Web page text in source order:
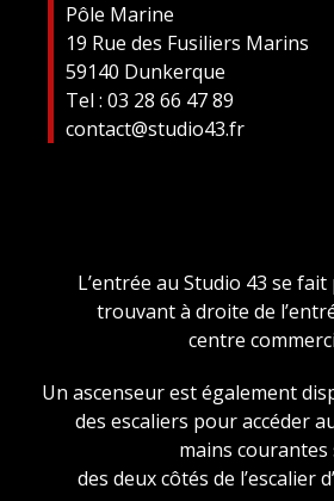
Pôle Marine
19 Rue des Fusiliers Marins
59140 Dunkerque
Tel : 03 28 66 47 89
contact@studio43.fr
L’entrée au Studio 43 se fait
trouvant à droite de
centre
Un ascenseur est également
des escaliers pour accéder
mains
des deux côtés de l’escalier